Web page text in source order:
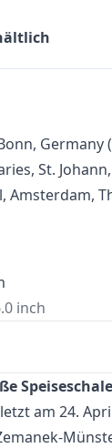
Germany
St.
Amsterdam,
inch
Speiseschale
am 24.